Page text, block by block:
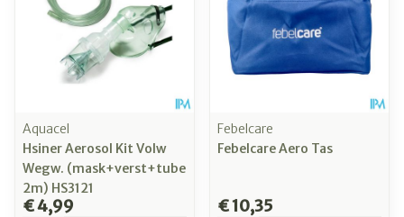
Aquacel
Hsiner Aerosol Kit Volw
Wegw. (mask+verst+tube
2m) HS3121
€ 4,99
Febelcare
Febelcare Aero Tas
€ 10,35